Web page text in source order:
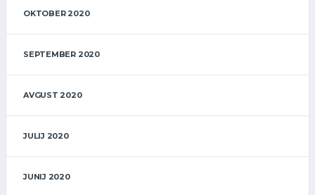
OKTOBER 2020
SEPTEMBER 2020
AVGUST 2020
JULIJ 2020
JUNIJ 2020